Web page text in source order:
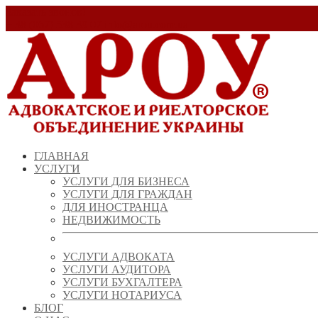
ГЛАВНАЯ
УСЛУГИ
УСЛУГИ ДЛЯ БИЗНЕСА
УСЛУГИ ДЛЯ ГРАЖДАН
ДЛЯ ИНОСТРАНЦА
НЕДВИЖИМОСТЬ
УСЛУГИ АДВОКАТА
УСЛУГИ АУДИТОРА
УСЛУГИ БУХГАЛТЕРА
УСЛУГИ НОТАРИУСА
БЛОГ